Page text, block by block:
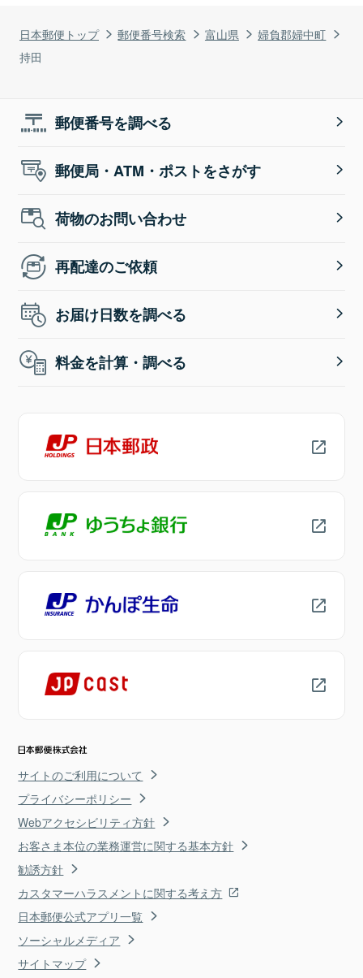
日本郵便トップ 郵便番号検索 富山県
婦負郡婦中町
持田
郵便番号を調べる
郵便局・ATM・ポストをさがす
荷物のお問い合わせ
再配達のご依頼
お届け日数を調べる
料金を計算・調べる
サイトのご利用について
プライバシーポリシー
Webアクセシビリティ方針
お客さま本位の業務運営に関する基本方針
勧誘方針
カスタマーハラスメントに関する考え方
日本郵便公式アプリ一覧
ソーシャルメディア
サイトマップ